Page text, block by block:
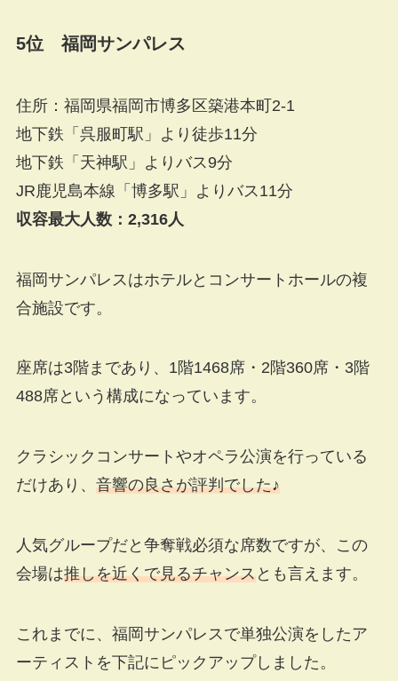
5位 福岡サンパレス
住所：福岡県福岡市博多区築港本町2-1
地下鉄「呉服町駅」より徒歩11分
地下鉄「天神駅」よりバス9分
JR鹿児島本線「博多駅」よりバス11分
収容最大人数：2,316人
福岡サンパレスはホテルとコンサートホールの複
合施設です。
座席は3階まであり、1階1468席・2階360席・3階
488席という構成になっています。
クラシックコンサートやオペラ公演を行っている
だけあり、 音響の良さが評判でした♪
人気グループだと争奪戦必須な席数ですが、この
会場は推しを近くで見るチャンスとも言えます。
これまでに、福岡サンパレスで単独公演をしたア
ーティストを下記にピックアップしました。